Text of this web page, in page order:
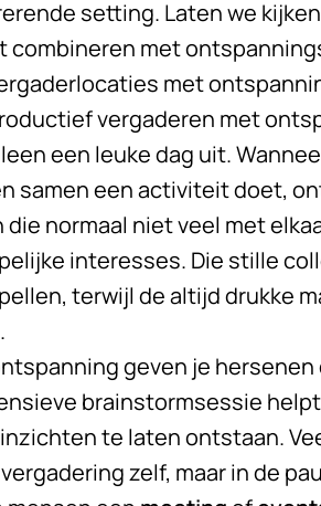
setting. Laten we
combineren met
met
vergaderen met
een leuke dag uit.
samen een activiteit doet,
normaal niet veel met
interesses. Die stille
terwijl de altijd drukke
geven je
brainstormsessie
te laten ontstaan.
zelf, maar in de